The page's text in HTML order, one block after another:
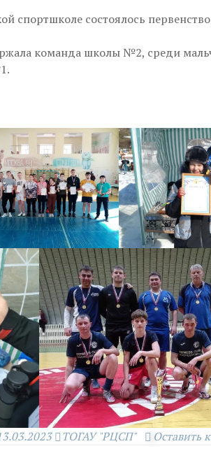
спортшколе состоялось
команда школы №2, среди
ТОГАУ "РЦСП" Оставить